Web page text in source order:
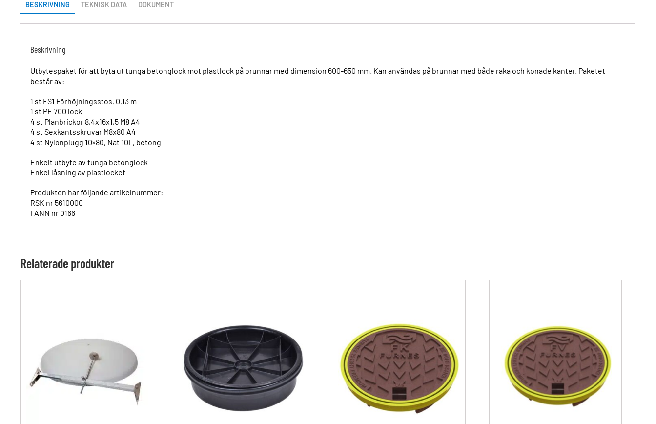
BESKRIVNING TEKNISK DATA DOKUMENT
Beskrivning
Utbytespaket för att byta ut tunga betonglock mot plastlock på brunnar med dimension 600-650 mm. Kan användas på brunnar med både raka och konade kanter. Paketet
består av:
1 st FS1 Förhöjningsstos, 0,13 m
1 st PE 700 lock
4 st Planbrickor 8,4x16x1,5 M8 A4
4 st Sexkantsskruvar M8x80 A4
4 st Nylonplugg 10×80, Nat 10L, betong
Enkelt utbyte av tunga betonglock
Enkel låsning av plastlocket
Produkten har följande artikelnummer:
RSK nr 5610000
FANN nr 0166
Relaterade produkter